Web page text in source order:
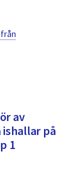
av
på
1